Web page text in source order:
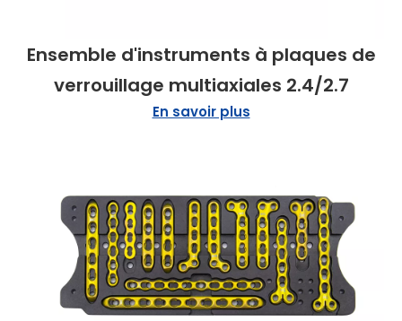
Ensemble d'instruments à plaques de
verrouillage multiaxiales 2.4/2.7
En savoir plus